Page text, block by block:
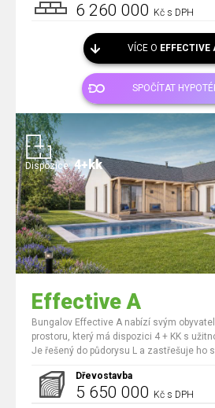
6 260 000 Kč s DPH
VÍCE O EFFECTIVE
SPOČÍTAT
Dispozice: 4+kk
Effective A
Bungalov Effective A nabízí svým
prostoru, který má dispozici 4 + KK s
Je řešený do půdorysu L a zastřešuje ho
Dřevostavba
5 650 000 Kč s DPH